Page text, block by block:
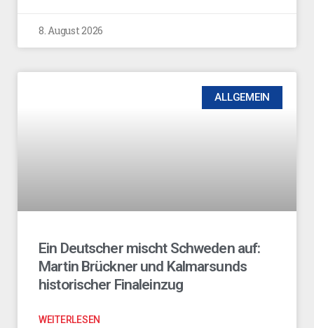
8. August 2026
ALLGEMEIN
Ein Deutscher mischt Schweden auf:
Martin Brückner und Kalmarsunds
historischer Finaleinzug
WEITERLESEN